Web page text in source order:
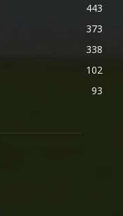
443
373
338
102
93